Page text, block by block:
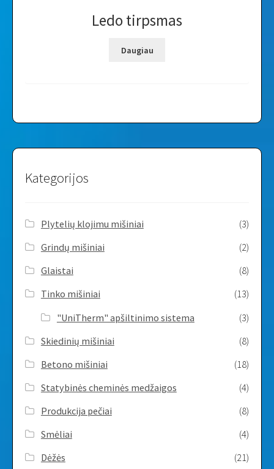
Ledo tirpsmas
Daugiau
Kategorijos
Plytelių klojimu mišiniai
(3)
Grindų mišiniai
(2)
Glaistai
(8)
Tinko mišiniai
(13)
"UniTherm" apšiltinimo sistema
(3)
Skiedinių mišiniai
(8)
Betono mišiniai
(18)
Statybinės cheminės medžaigos
(4)
Produkcija pečiai
(8)
Smėliai
(4)
Dėžės
(21)